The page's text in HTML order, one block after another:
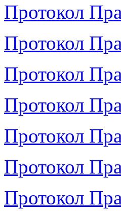
Протокол
Протокол
Протокол
Протокол
Протокол
Протокол
Протокол